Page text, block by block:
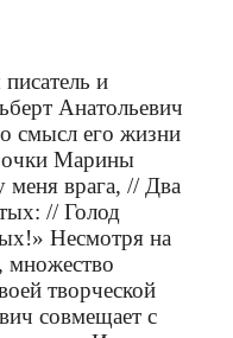
и
Анатольевич
смысл его жизни
Марины
меня врага, // Два
// Голод
Несмотря на
множество
творческой
совмещает с